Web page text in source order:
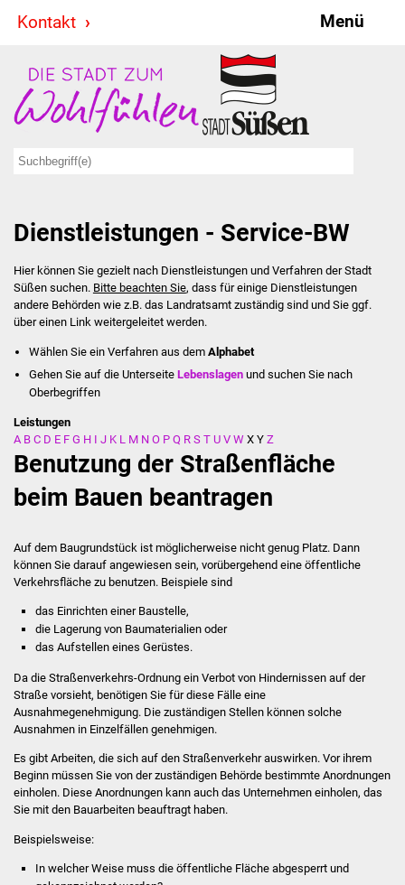
Kontakt Menü
Stadt & Politik
Bürgermeister
Ausschüsse
Ratsinformationssystem
Jugendbeirat
Summerrockfestival
Stadtverwaltung
Stellenangebote
Ortsrecht
Wahlen
Jubiläumsjahr 2021
Dienstleistungen - Service-BW
Hier können Sie gezielt nach Dienstleistungen und Verfahren der Stadt
Süßen suchen. Bitte beachten Sie, dass für einige Dienstleistungen
andere Behörden wie z.B. das Landratsamt zuständig sind und Sie ggf.
über einen Link weitergeleitet werden.
Wählen Sie ein Verfahren aus dem Alphabet
Gehen Sie auf die UnterseiteLebenslagen und suchen Sie nach
Oberbegriffen
Leistungen
A B C D E F G H I J K L M N O P Q R S T U V W X Y Z
Benutzung der Straßenfläche
beim Bauen beantragen
Auf dem Baugrundstück ist möglicherweise nicht genug Platz. Dann
können Sie darauf angewiesen sein, vorübergehend eine öffentliche
Verkehrsfläche zu benutzen. Beispiele sind
das Einrichten einer Baustelle,
die Lagerung von Baumaterialien oder
das Aufstellen eines Gerüstes.
Da die Straßenverkehrs-Ordnung ein Verbot von Hindernissen auf der
Straße vorsieht, benötigen Sie für diese Fälle eine
Ausnahmegenehmigung. Die zuständigen Stellen können solche
Ausnahmen in Einzelfällen genehmigen.
Es gibt Arbeiten, die sich auf den Straßenverkehr auswirken. Vor ihrem
Beginn müssen Sie von der zuständigen Behörde bestimmte Anordnungen
einholen. Diese Anordnungen kann auch das Unternehmen einholen, das
Sie mit den Bauarbeiten beauftragt haben.
Beispielsweise:
In welcher Weise muss die öffentliche Fläche abgesperrt und